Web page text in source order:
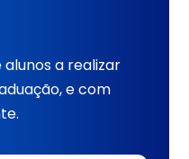
a realizar
e com